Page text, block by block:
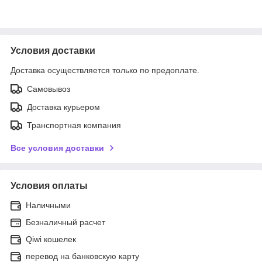
Условия доставки
Доставка осуществляется только по предоплате.
Самовывоз
Доставка курьером
Транспортная компания
Все условия доставки
Условия оплаты
Наличными
Безналичный расчет
Qiwi кошелек
перевод на банковскую карту